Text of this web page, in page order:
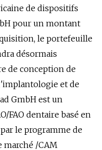
de dispositifs
pour un montant
le portefeuille
désormais
de conception de
et de
GmbH est un
FAO dentaire basé en
le programme de
marché /CAM